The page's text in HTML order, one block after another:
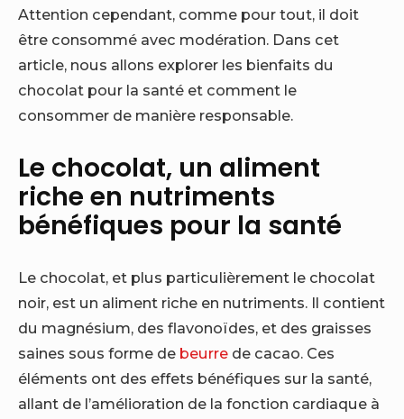
Attention cependant, comme pour tout, il doit
être consommé avec modération. Dans cet
article, nous allons explorer les bienfaits du
chocolat pour la santé et comment le
consommer de manière responsable.
Le chocolat, un aliment
riche en nutriments
bénéfiques pour la santé
Le chocolat, et plus particulièrement le chocolat
noir, est un aliment riche en nutriments. Il contient
du magnésium, des flavonoïdes, et des graisses
saines sous forme de beurre de cacao. Ces
éléments ont des effets bénéfiques sur la santé,
allant de l’amélioration de la fonction cardiaque à